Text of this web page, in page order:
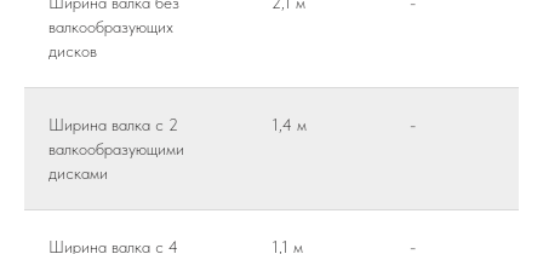
валкообразующих
дисков
Ширина валка с 2
валкообразующими
дисками
1,4 м -
Ширина валка с 4 1,1 м -